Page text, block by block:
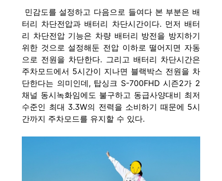
민감도를 설정하고 다음으로 들여다 본 부분은 배
터리 차단전압과 배터리 차단시간이다. 먼저 배터
리 차단전압 기능은 차량 배터리 방전을 방지하기
위한 것으로 설정해둔 전압 이하로 떨어지면 자동
으로 전원을 차단한다. 그리고 배터리 차단시간은
주차모드에서 5시간이 지나면 블랙박스 전원을 차
단한다는 의미인데, 탑싱크 S-700FHD 시즌2가 2
채널 동시녹화임에도 불구하고 동급사양대비 최저
수준인 최대 3.3W의 전력을 소비하기 때문에 5시
간까지 주차모드를 유지할 수 있다.